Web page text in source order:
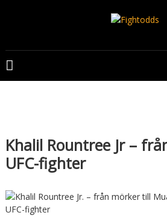
FIGHTODDS
UFC
odds
och
bonusar
Khalil Rountree Jr –
UFC-fighter